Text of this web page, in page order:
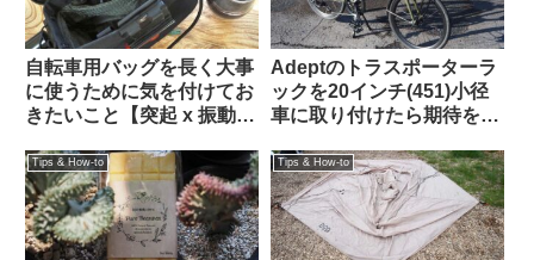
自転車用バッグを長く大事
に使うために気を付けてお
きたいこと【突起 x 振動
Adeptのトラスポーターラ
ックを20インチ(451)小径
車に取り付けたら期待を超
【Tern Crest カスタム】
Tips & How-to Tips & How-to